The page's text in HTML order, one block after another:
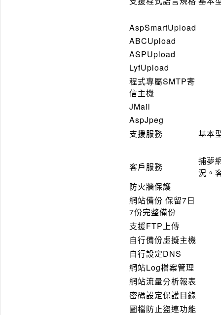
AspSmartUpload
ABCUpload
ASPUpload
LyfUpload
程式專屬SMTP寄
信主機
JMail
AspJpeg
支援服務
基本
客戶服務
捕夢
況。
防火牆保護
網站備份 保留7日
7份完整備份
支援FTP上傳
自行備份虛擬主機
自行設定DNS
網站Log檔案管理
網站流量分析報表
密碼設定保護目錄
圖檔防止盜連功能